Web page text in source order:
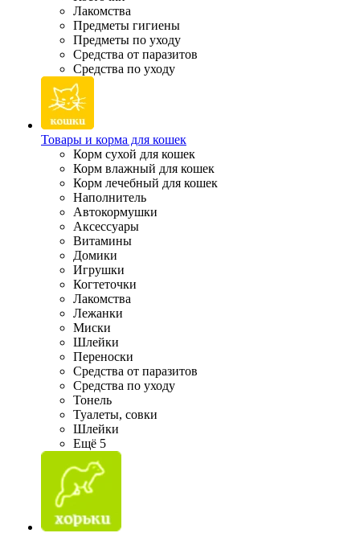
Лакомства
Предметы гигиены
Предметы по уходу
Средства от паразитов
Средства по уходу
Товары и корма для кошек
Корм сухой для кошек
Корм влажный для кошек
Корм лечебный для кошек
Наполнитель
Автокормушки
Аксессуары
Витамины
Домики
Игрушки
Когтеточки
Лакомства
Лежанки
Миски
Шлейки
Переноски
Средства от паразитов
Средства по уходу
Тонель
Туалеты, совки
Шлейки
Ещё 5